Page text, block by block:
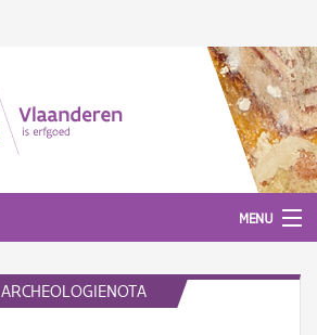
MENU
ARCHEOLOGIENOTA